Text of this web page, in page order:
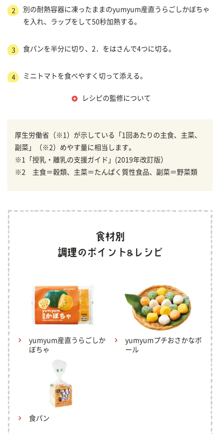
2
別の耐熱容器に凍ったままのyumyum産直うらごしかぼちゃ
を入れ、ラップをして50秒加熱する。
3 食パンを半分に切り、2．をはさんで4つに切る。
4 ミニトマトを食べやすく切って添える。
レシピの監修について
厚生労働省（※1）が示している「1回あたりの主食、主菜、
副菜」（※2）めやす量に相当します。
※1「授乳・離乳の支援ガイド」(2019年改訂版）
※2 主食＝穀類、主菜＝たんぱく質性食品、副菜＝野菜類
yumyum産直うらごしか
ぼちゃ
yumyumプチおさかなボ
ール
食パン